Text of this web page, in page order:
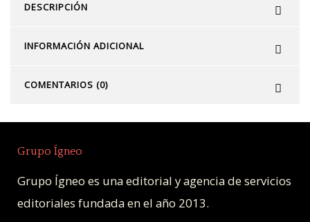
DESCRIPCIÓN
INFORMACIÓN ADICIONAL
COMENTARIOS (0)
Grupo Ígneo
Grupo Ígneo es una editorial y agencia de servicios
editoriales fundada en el año 2013.